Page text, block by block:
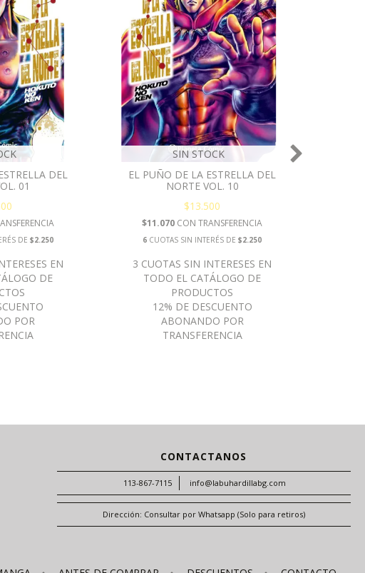
DEL
01
DE $2.250
SIN STOCK
EL PUÑO DE LA ESTRELLA DEL
NORTE VOL. 10
$13.500
$11.070 CON TRANSFERENCIA
6 CUOTAS SIN INTERÉS DE$2.250
CONTACTANOS
113-867-7115 info@labuhardillabg.com
Dirección: Consultar por Whatsapp (Solo para retiros)